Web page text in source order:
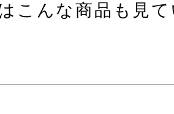
こんな商品も見